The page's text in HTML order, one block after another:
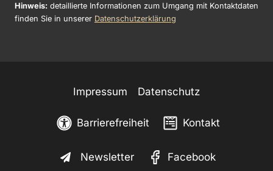
Hinweis: detaillierte Informationen zum Umgang mit Kontaktdaten
finden Sie in unserer Datenschutzerklärung
Impressum Datenschutz
Barrierefreiheit Kontakt
Newsletter Facebook